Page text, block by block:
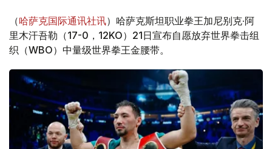
（哈萨克国际通讯社讯）哈萨克斯坦职业拳王加尼别克·阿
里木汗吾勒（17-0，12KO）21日宣布自愿放弃世界拳击组
织（WBO）中量级世界拳王金腰带。